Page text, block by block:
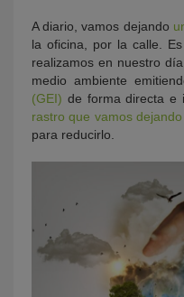
A diario, vamos dejando
la oficina, por la calle.
realizamos en nuestro
medio ambiente
(GEI) de forma directa e
rastro que vamos
para reducirlo.